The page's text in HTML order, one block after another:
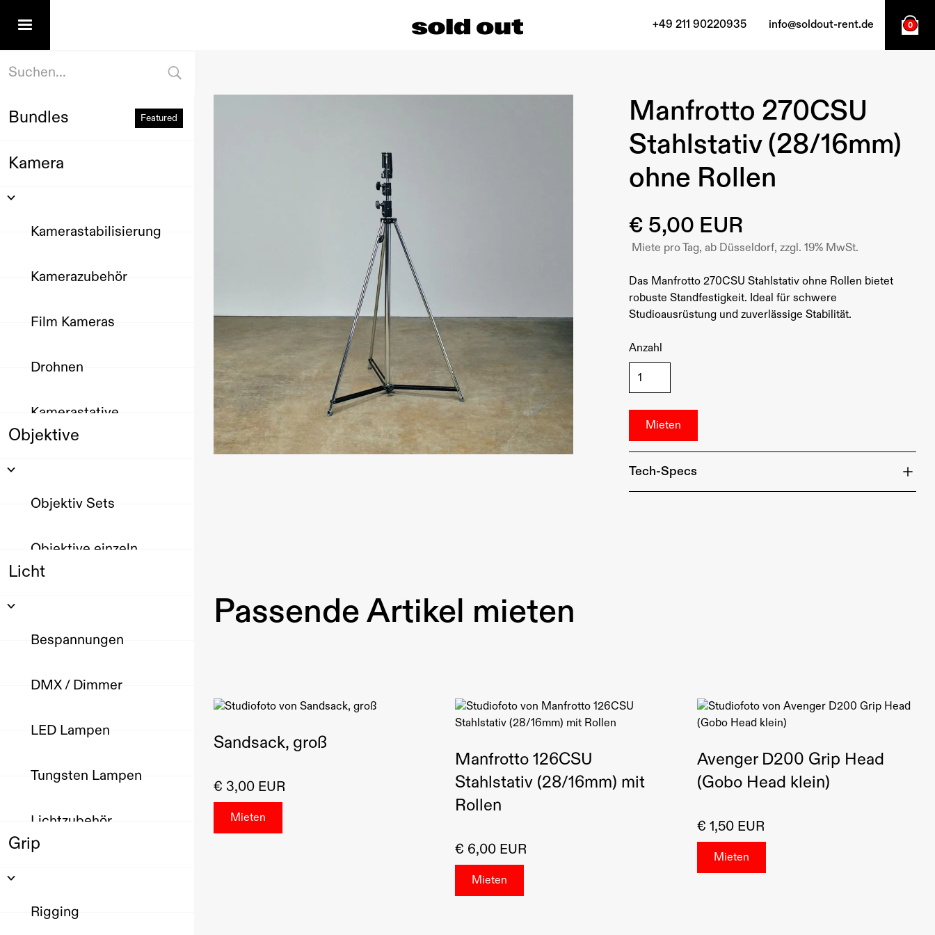
+49 211 90220935 info@soldout-rent.de 0
Bundles Featured
Kamera
Kamerastabilisierung
Kamerazubehör
Film Kameras
Drohnen
Kamerastative
Objektive
Objektiv Sets
Objektive einzeln
Licht
Bespannungen
DMX / Dimmer
LED Lampen
Tungsten Lampen
Lichtzubehör
Grip
Rigging
Manfrotto 270CSU
Stahlstativ (28/16mm)
ohne Rollen
€ 5,00 EUR
Miete pro Tag, ab Düsseldorf, zzgl. 19% MwSt.
Das Manfrotto 270CSU Stahlstativ ohne Rollen bietet
robuste Standfestigkeit. Ideal für schwere
Studioausrüstung und zuverlässige Stabilität.
Anzahl
Tech-Specs
Passende Artikel mieten
Sandsack, groß
€ 3,00 EUR
Manfrotto 126CSU
Stahlstativ (28/16mm) mit
Rollen
€ 6,00 EUR
Avenger D200 Grip Head
(Gobo Head klein)
€ 1,50 EUR